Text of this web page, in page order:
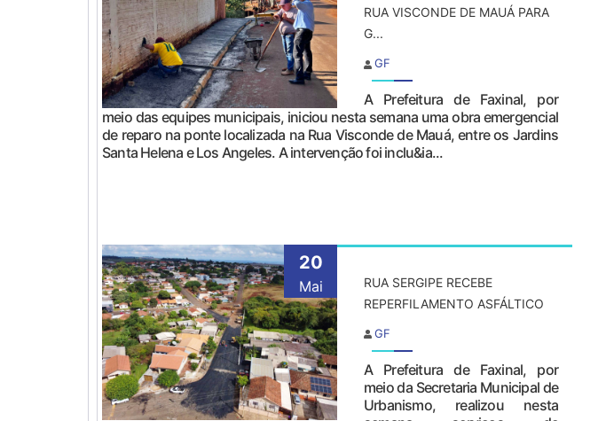
RUA VISCONDE DE MAUÁ PARA
G...
GF
A Prefeitura de Faxinal, por
meio das equipes municipais, iniciou nesta semana uma obra emergencial
de reparo na ponte localizada na Rua Visconde de Mauá, entre os Jardins
Santa Helena e Los Angeles. A intervenção foi inclu&ia...
20
Mai
RUA SERGIPE RECEBE
REPERFILAMENTO ASFÁLTICO
GF
A Prefeitura de Faxinal, por
meio da Secretaria Municipal de
Urbanismo, realizou nesta